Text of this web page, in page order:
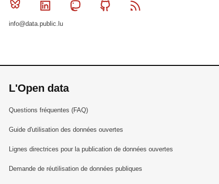
Bluesky Linkedin MastodonGithub
info@data.public.lu
L'Open data
Questions fréquentes (FAQ)
Guide d'utilisation des données ouvertes
Lignes directrices pour la publication de données ouvertes
Demande de réutilisation de données publiques